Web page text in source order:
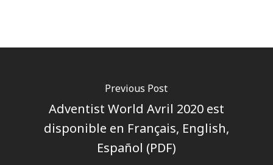
Previous Post
Adventist World Avril 2020 est
disponible en Français, English,
Español (PDF)